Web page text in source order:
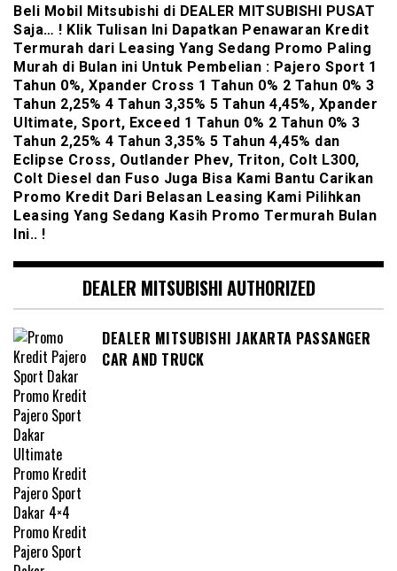
Beli Mobil Mitsubishi di DEALER MITSUBISHI PUSAT
Saja… ! Klik Tulisan Ini Dapatkan Penawaran Kredit
Termurah dari Leasing Yang Sedang Promo Paling
Murah di Bulan ini Untuk Pembelian : Pajero Sport 1
Tahun 0%, Xpander Cross 1 Tahun 0% 2 Tahun 0% 3
Tahun 2,25% 4 Tahun 3,35% 5 Tahun 4,45%, Xpander
Ultimate, Sport, Exceed 1 Tahun 0% 2 Tahun 0% 3
Tahun 2,25% 4 Tahun 3,35% 5 Tahun 4,45% dan
Eclipse Cross, Outlander Phev, Triton, Colt L300,
Colt Diesel dan Fuso Juga Bisa Kami Bantu Carikan
Promo Kredit Dari Belasan Leasing Kami Pilihkan
Leasing Yang Sedang Kasih Promo Termurah Bulan
Ini.. !
DEALER MITSUBISHI AUTHORIZED
DEALER MITSUBISHI JAKARTA PASSANGER
CAR AND TRUCK